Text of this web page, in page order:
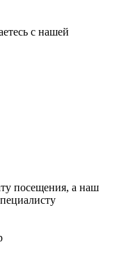
с нашей
посещения, а наш